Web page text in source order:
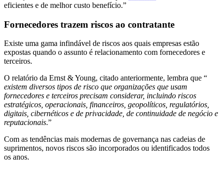
eficientes e de melhor custo benefício.”
Fornecedores trazem riscos ao contratante
Existe uma gama infindável de riscos aos quais empresas estão
expostas quando o assunto é relacionamento com fornecedores e
terceiros.
O relatório da Ernst & Young, citado anteriormente, lembra que “
existem diversos tipos de risco que organizações que usam
fornecedores e terceiros precisam considerar, incluindo riscos
estratégicos, operacionais, financeiros, geopolíticos, regulatórios,
digitais, cibernéticos e de privacidade, de continuidade de negócio e
reputacionais.”
Com as tendências mais modernas de governança nas cadeias de
suprimentos, novos riscos são incorporados ou identificados todos
os anos.